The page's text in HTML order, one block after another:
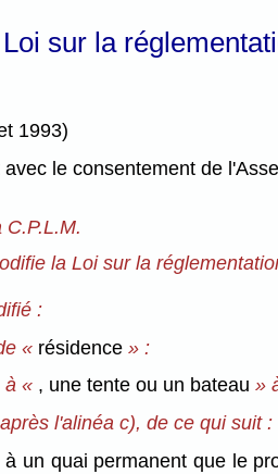
sur la
1993)
le consentement de
la Loi sur la
:
« résidence» :
à «, une tente ou un bateau »
l'alinéa c), de ce qui suit :
un quai permanent que le